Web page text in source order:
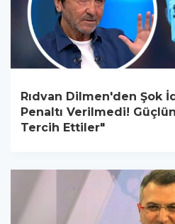
Rıdvan Dilmen'den Şok
Penaltı Verilmedi!
Tercih Ettiler"